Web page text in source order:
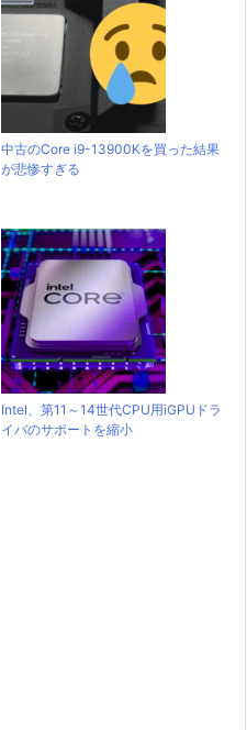
中古のCore i9-13900Kを買った結果
が悲惨すぎる
Intel、第11～14世代CPU用iGPUドラ
イバのサポートを縮小